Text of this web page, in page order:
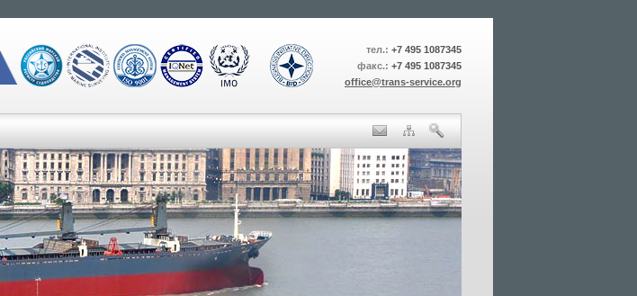
тел.: +7 495 1087345
факс.: +7 495 1087345
office@trans-service.org